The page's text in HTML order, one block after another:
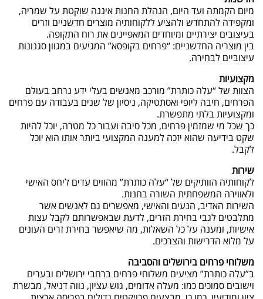
מיום הקמתה ועד היום, הנהלת החנות איננה שוקטת על שמריה,
ומקפידה להתחדש ולהציע ללקוחותיה מוצרים חדשניים וזרים
בעיצובים יצירתיים ומיוחדים המאפיינים את רוח התקופה.
בין מוצריה החדשניים: “פרחים בקופסא” המגיעים במגוון סגנונות
עיצוביים לבחירה.
מקצועיות
הצוות של “עלה כותרת” מורכב מאנשים בעלי ידע נרחב בעולם
הפרחים, חיבה ליופי ואסתטיקה, ניסיון של שנים בעבודה עם פרחים
ומקצועיות בלתי מתפשרת.
כך שכל מי שמזמין פרחים, מכל סיבה ועבור כל מטרה, יוכל להיות
שקט בידיעה שהוא יזכה למענה המקצועי ביותר אותו הוא יוכל
לקבל.
שירות
לקוחותיה הוותיקים של “עלה כותרת” מהווים עדים ליחס האישי
ולאווירה המשפחתית השורה בחנות.
השירות האדיב, הנעים והאישי, מאפשרים גם לאנשים אשר
מתלבטים לגבי בחירת הזרים, לדעת שבאפשרותם לקבל עצות
אישיות, ומענה על כל השאלות, מה שיאפשר בחירת זרים העונים
על מלוא הדרישות והצרכים.
משלוחי פרחים בירושלים והסביבה
ב”עלה כותרת” מציעים משלוחי פרחים ברחבי ירושלים ובערים
וישובים סמוכים כמו: מעלה אדומים, גוש עציון, נווה דניאל, מבשרת